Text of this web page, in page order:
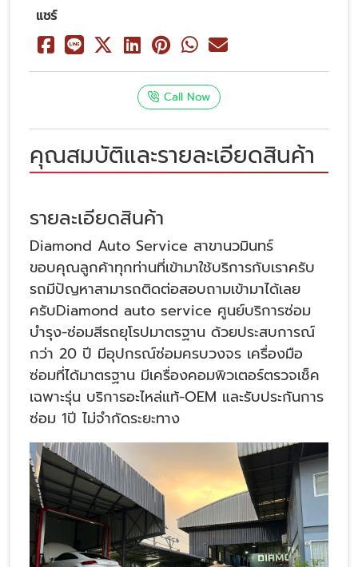
แชร์
Call Now
คุณสมบัติและรายละเอียดสินค้า
รายละเอียดสินค้า
Diamond Auto Service สาขานวมินทร์
ขอบคุณลูกค้าทุกท่านที่เข้ามาใช้บริการกับเราครับ
รถมีปัญหาสามารถติดต่อสอบถามเข้ามาได้เลย
ครับDiamond auto service ศูนย์บริการซ่อม
บำรุง-ซ่อมสีรถยุโรปมาตรฐาน ด้วยประสบการณ์
กว่า 20 ปี มีอุปกรณ์ซ่อมครบวงจร เครื่องมือ
ซ่อมที่ได้มาตรฐาน มีเครื่องคอมพิวเตอร์ตรวจเช็ค
เฉพาะรุ่น บริการอะไหล่แท้-OEM และรับประกันการ
ซ่อม 1ปี ไม่จำกัดระยะทาง